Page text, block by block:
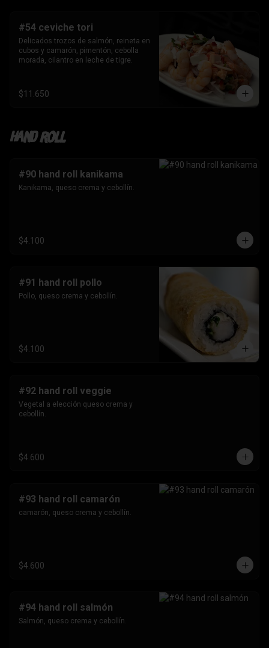
#54 ceviche tori
Delicados trozos de salmón, reineta en
cubos y camarón, pimentón, cebolla
morada, cilantro en leche de tigre.
$11.650
Hand roll
#90 hand roll kanikama
Kanikama, queso crema y cebollín.
$4.100
#91 hand roll pollo
Pollo, queso crema y cebollín.
$4.100
#92 hand roll veggie
Vegetal a elección queso crema y
cebollín.
$4.600
#93 hand roll camarón
camarón, queso crema y cebollín.
$4.600
#94 hand roll salmón
Salmón, queso crema y cebollín.